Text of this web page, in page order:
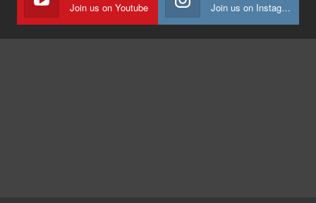
Join us on Youtube Join us on Instagram